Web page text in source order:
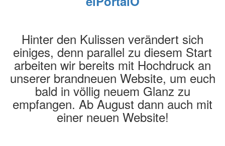
Hinter den Kulissen verändert sich
einiges, denn parallel zu diesem Start
arbeiten wir bereits mit Hochdruck an
unserer brandneuen Website, um euch
bald in völlig neuem Glanz zu
empfangen. Ab August dann auch mit
einer neuen Website!